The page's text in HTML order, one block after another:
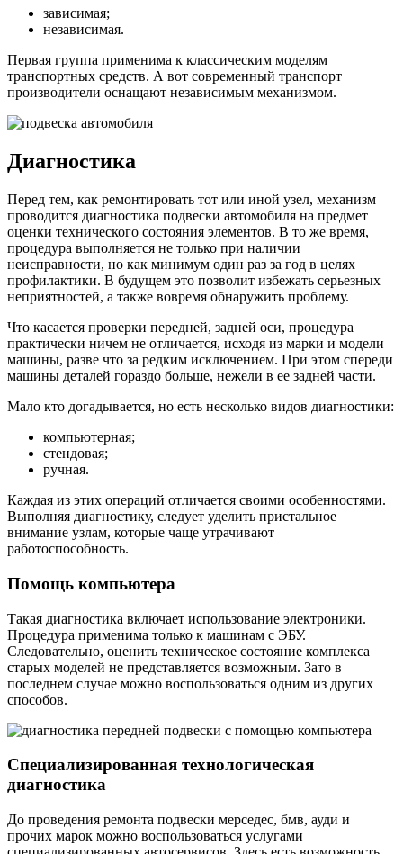
зависимая;
независимая.
Первая группа применима к классическим моделям
транспортных средств. А вот современный транспорт
производители оснащают независимым механизмом.
Диагностика
Перед тем, как ремонтировать тот или иной узел, механизм
проводится диагностика подвески автомобиля на предмет
оценки технического состояния элементов. В то же время,
процедура выполняется не только при наличии
неисправности, но как минимум один раз за год в целях
профилактики. В будущем это позволит избежать серьезных
неприятностей, а также вовремя обнаружить проблему.
Что касается проверки передней, задней оси, процедура
практически ничем не отличается, исходя из марки и модели
машины, разве что за редким исключением. При этом спереди
машины деталей гораздо больше, нежели в ее задней части.
Мало кто догадывается, но есть несколько видов диагностики:
компьютерная;
стендовая;
ручная.
Каждая из этих операций отличается своими особенностями.
Выполняя диагностику, следует уделить пристальное
внимание узлам, которые чаще утрачивают
работоспособность.
Помощь компьютера
Такая диагностика включает использование электроники.
Процедура применима только к машинам с ЭБУ.
Следовательно, оценить техническое состояние комплекса
старых моделей не представляется возможным. Зато в
последнем случае можно воспользоваться одним из других
способов.
Специализированная технологическая
диагностика
До проведения ремонта подвески мерседес, бмв, ауди и
прочих марок можно воспользоваться услугами